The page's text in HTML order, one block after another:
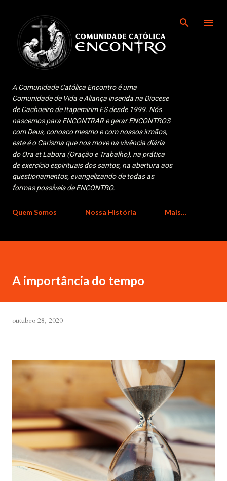
A Comunidade Católica Encontro é uma
Comunidade de Vida e Aliança inserida na Diocese
de Cachoeiro de Itapemirim ES desde 1999. Nós
nascemos para ENCONTRAR e gerar ENCONTROS
com Deus, conosco mesmo e com nossos irmãos,
este é o Carisma que nos move na vivência diária
do Ora et Labora (Oração e Trabalho), na prática
de exercício espirituais dos santos, na abertura aos
questionamentos, evangelizando de todas as
formas possíveis de ENCONTRO.
Quem Somos Nossa História Mais…
A importância do tempo
outubro 28, 2020